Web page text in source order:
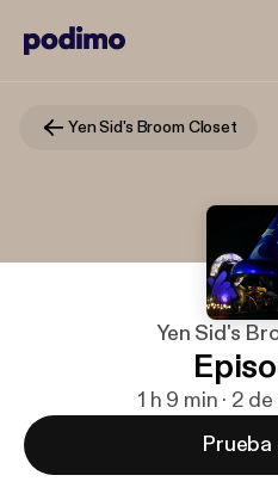
Yen Sid's Broom Closet
Yen Sid's
1 h 9 min · 2